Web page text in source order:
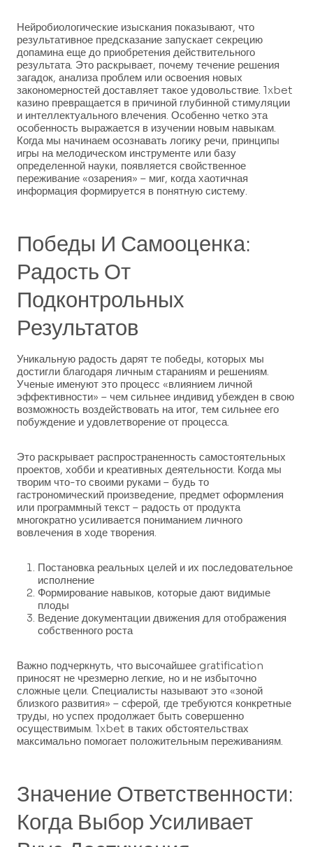
Нейробиологические изыскания показывают, что
результативное предсказание запускает секрецию
допамина еще до приобретения действительного
результата. Это раскрывает, почему течение решения
загадок, анализа проблем или освоения новых
закономерностей доставляет такое удовольствие. 1xbet
казино превращается в причиной глубинной стимуляции
и интеллектуального влечения. Особенно четко эта
особенность выражается в изучении новым навыкам.
Когда мы начинаем осознавать логику речи, принципы
игры на мелодическом инструменте или базу
определенной науки, появляется свойственное
переживание «озарения» – миг, когда хаотичная
информация формируется в понятную систему.
Победы И Самооценка:
Радость От
Подконтрольных
Результатов
Уникальную радость дарят те победы, которых мы
достигли благодаря личным стараниям и решениям.
Ученые именуют это процесс «влиянием личной
эффективности» – чем сильнее индивид убежден в свою
возможность воздействовать на итог, тем сильнее его
побуждение и удовлетворение от процесса.
Это раскрывает распространенность самостоятельных
проектов, хобби и креативных деятельности. Когда мы
творим что-то своими руками – будь то
гастрономический произведение, предмет оформления
или программный текст – радость от продукта
многократно усиливается пониманием личного
вовлечения в ходе творения.
Постановка реальных целей и их последовательное
исполнение
Формирование навыков, которые дают видимые
плоды
Ведение документации движения для отображения
собственного роста
Важно подчеркнуть, что высочайшее gratification
приносят не чрезмерно легкие, но и не избыточно
сложные цели. Специалисты называют это «зоной
близкого развития» – сферой, где требуются конкретные
труды, но успех продолжает быть совершенно
осуществимым. 1xbet в таких обстоятельствах
максимально помогает положительным переживаниям.
Значение Ответственности:
Когда Выбор Усиливает